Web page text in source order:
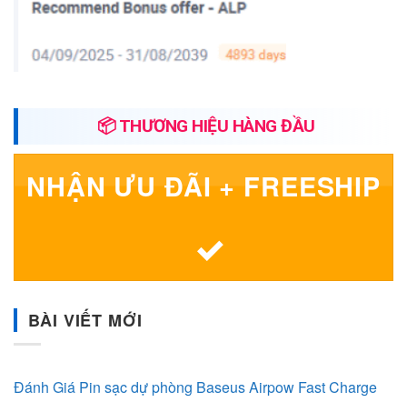
📦 THƯƠNG HIỆU HÀNG ĐẦU
NHẬN ƯU ĐÃI + FREESHIP
BÀI VIẾT MỚI
Đánh Giá Pin sạc dự phòng Baseus Airpow Fast Charge